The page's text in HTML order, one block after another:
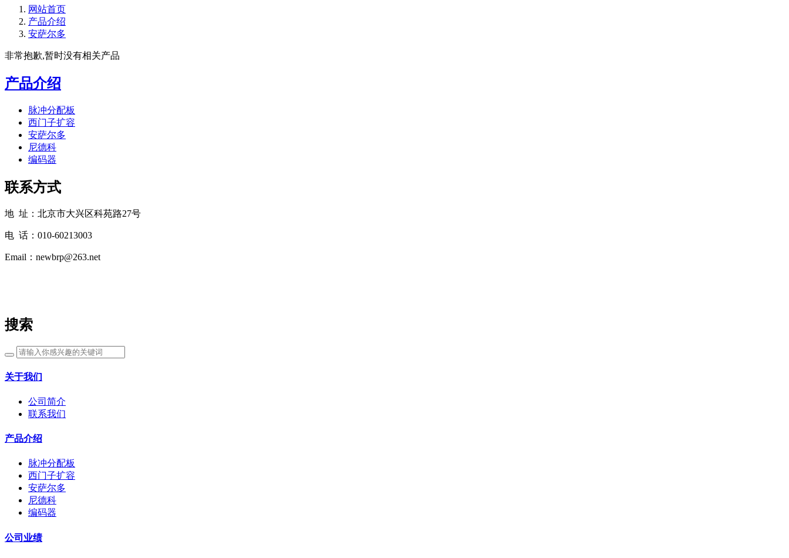
网站首页
产品介绍
安萨尔多
非常抱歉,暂时没有相关产品
产品介绍
脉冲分配板
西门子扩容
安萨尔多
尼德科
编码器
联系方式
地 址：北京市大兴区科苑路27号
电 话：010-60213003
Email：newbrp@263.net
搜索
关于我们
公司简介
联系我们
产品介绍
脉冲分配板
西门子扩容
安萨尔多
尼德科
编码器
公司业绩